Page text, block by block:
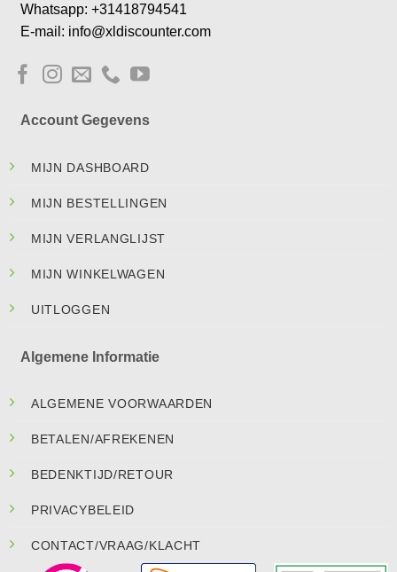
Whatsapp: +31418794541
E-mail: info@xldiscounter.com
Account Gegevens
MIJN DASHBOARD
MIJN BESTELLINGEN
MIJN VERLANGLIJST
MIJN WINKELWAGEN
UITLOGGEN
Algemene Informatie
ALGEMENE VOORWAARDEN
BETALEN/AFREKENEN
BEDENKTIJD/RETOUR
PRIVACYBELEID
CONTACT/VRAAG/KLACHT